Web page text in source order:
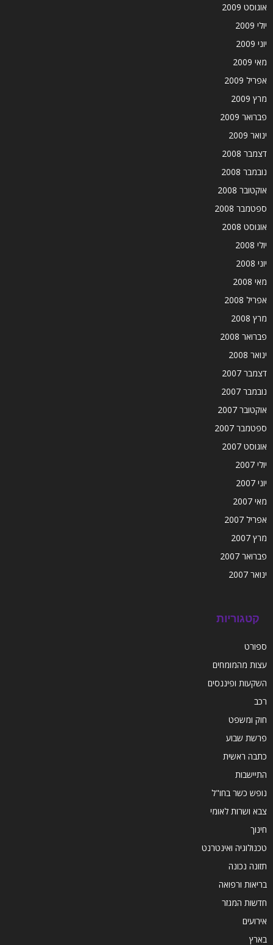
אוגוסט 2009
יולי 2009
יוני 2009
מאי 2009
אפריל 2009
מרץ 2009
פברואר 2009
ינואר 2009
דצמבר 2008
נובמבר 2008
אוקטובר 2008
ספטמבר 2008
אוגוסט 2008
יולי 2008
יוני 2008
מאי 2008
אפריל 2008
מרץ 2008
פברואר 2008
ינואר 2008
דצמבר 2007
נובמבר 2007
אוקטובר 2007
ספטמבר 2007
אוגוסט 2007
יולי 2007
יוני 2007
מאי 2007
אפריל 2007
מרץ 2007
פברואר 2007
ינואר 2007
קטגוריות
ספורט
עצות מהמומחים
השקעות ופיננסים
רכב
חוק ומשפט
פרשת שבוע
כתבה ראשית
התיישבות
נופש כשר בחו"ל
צבא ושרות לאומי
חינוך
טכנולוגיה ואינטרנט
תזונה נכונה
בריאות ורפואה
חדשות המגזר
אירועים
בארץ